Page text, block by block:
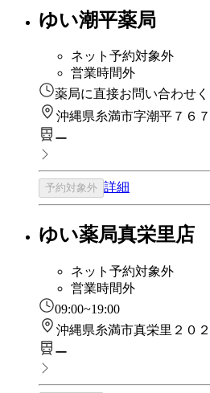
ゆい潮平薬局
ネット予約対象外
営業時間外
薬局に直接お問い合わせ
沖縄県糸満市字潮平７６
ー
予約対象外 詳細
ゆい薬局真栄里店
ネット予約対象外
営業時間外
09:00~19:00
沖縄県糸満市真栄里２０
ー